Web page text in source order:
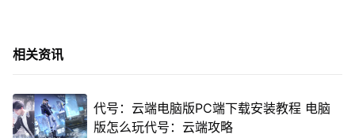
相关资讯
代号：云端电脑版PC端下载安装教程 电脑
版怎么玩代号：云端攻略